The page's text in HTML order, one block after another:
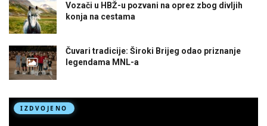
Vozači u HBŽ-u pozvani na oprez zbog divljih
konja na cestama
Čuvari tradicije: Široki Brijeg odao priznanje
legendama MNL-a